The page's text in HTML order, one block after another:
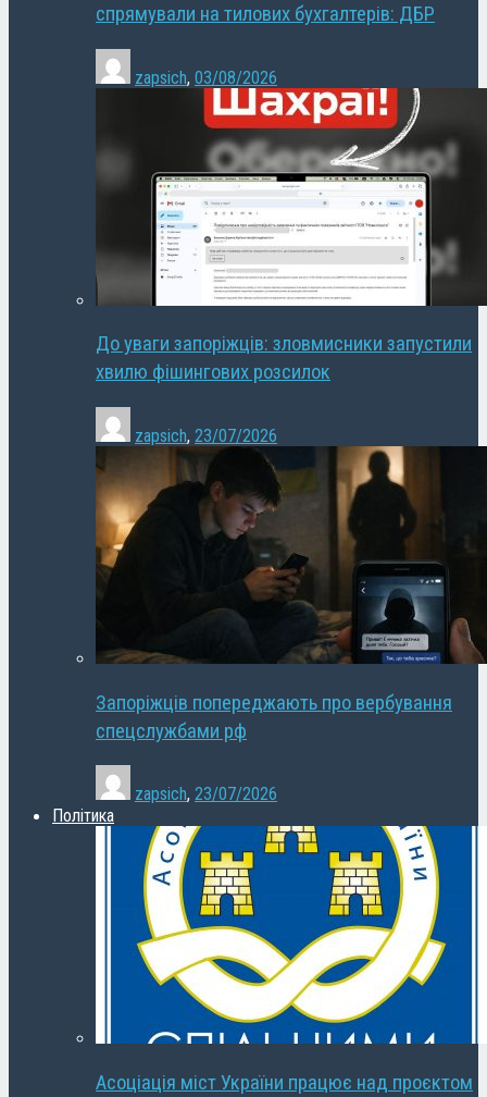
спрямували на тилових бухгалтерів: ДБР
zapsich, 03/08/2026
До уваги запоріжців: зловмисники запустили
хвилю фішингових розсилок
zapsich, 23/07/2026
Запоріжців попереджають про вербування
спецслужбами рф
zapsich, 23/07/2026
Політика
Асоціація міст України працює над проєктом